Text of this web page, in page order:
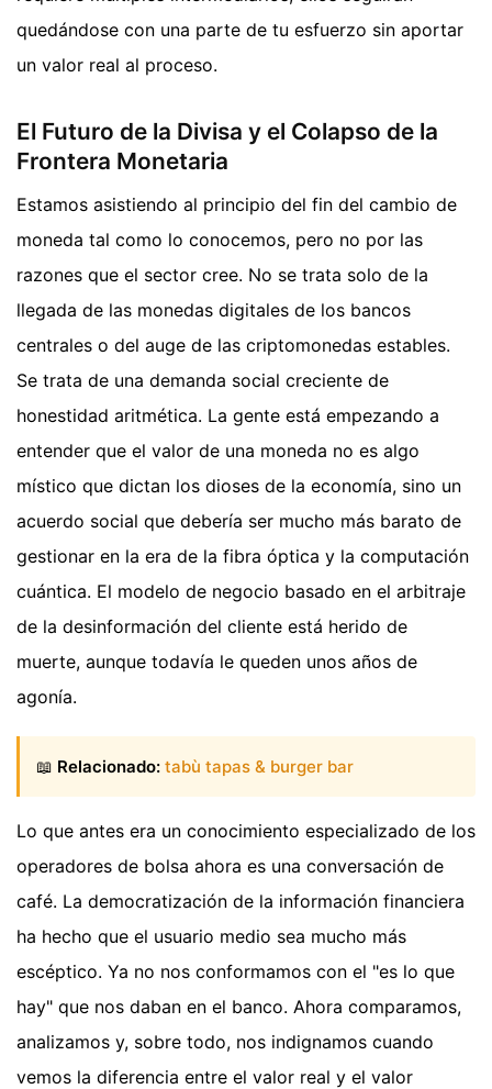
quedándose con una parte de tu esfuerzo sin aportar
un valor real al proceso.
El Futuro de la Divisa y el Colapso de la
Frontera Monetaria
Estamos asistiendo al principio del fin del cambio de
moneda tal como lo conocemos, pero no por las
razones que el sector cree. No se trata solo de la
llegada de las monedas digitales de los bancos
centrales o del auge de las criptomonedas estables.
Se trata de una demanda social creciente de
honestidad aritmética. La gente está empezando a
entender que el valor de una moneda no es algo
místico que dictan los dioses de la economía, sino un
acuerdo social que debería ser mucho más barato de
gestionar en la era de la fibra óptica y la computación
cuántica. El modelo de negocio basado en el arbitraje
de la desinformación del cliente está herido de
muerte, aunque todavía le queden unos años de
agonía.
📖 Relacionado: tabù tapas & burger bar
Lo que antes era un conocimiento especializado de los
operadores de bolsa ahora es una conversación de
café. La democratización de la información financiera
ha hecho que el usuario medio sea mucho más
escéptico. Ya no nos conformamos con el "es lo que
hay" que nos daban en el banco. Ahora comparamos,
analizamos y, sobre todo, nos indignamos cuando
vemos la diferencia entre el valor real y el valor